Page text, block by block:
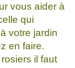
vous aider à
qui
votre jardin
en faire.
il faut